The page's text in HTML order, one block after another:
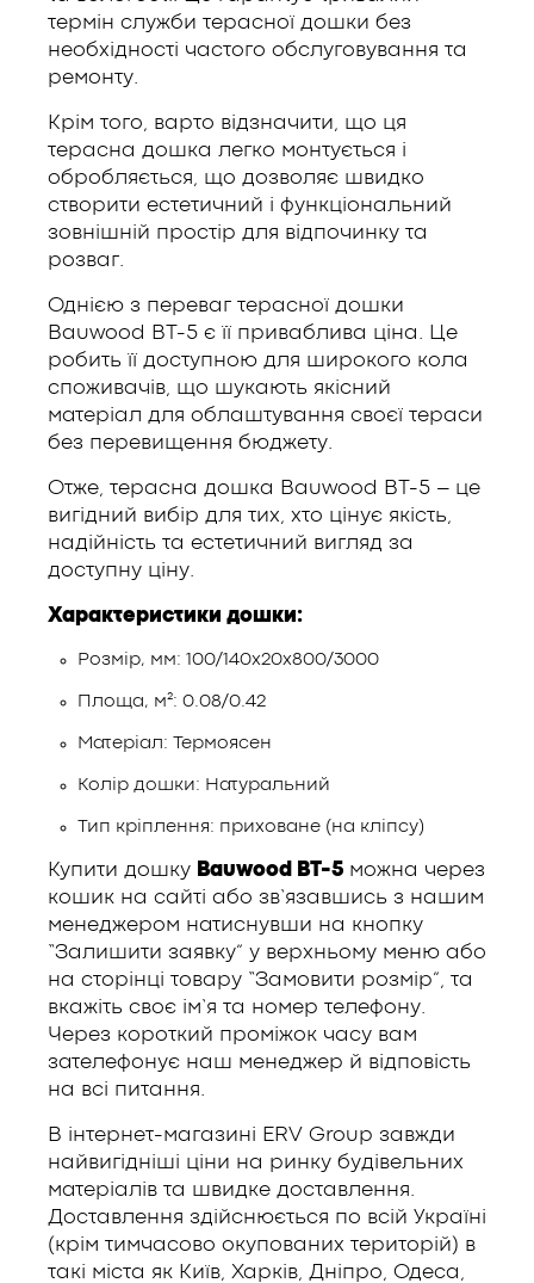
термін служби терасної дошки без
необхідності частого обслуговування та
ремонту.
Крім того, варто відзначити, що ця
терасна дошка легко монтується і
обробляється, що дозволяє швидко
створити естетичний і функціональний
зовнішній простір для відпочинку та
розваг.
Однією з переваг терасної дошки
Bauwood BT-5 є її приваблива ціна. Це
робить її доступною для широкого кола
споживачів, що шукають якісний
матеріал для облаштування своєї тераси
без перевищення бюджету.
Отже, терасна дошка Bauwood BT-5 – це
вигідний вибір для тих, хто цінує якість,
надійність та естетичний вигляд за
доступну ціну.
Характеристики дошки:
Розмір, мм: 100/140х20х800/3000
Площа, м²: 0.08/0.42
Матеріал: Термоясен
Колір дошки: Натуральний
Тип кріплення: приховане (на кліпсу)
Купити дошку Bauwood BT-5 можна через
кошик на сайті або зв’язавшись з нашим
менеджером натиснувши на кнопку
“Залишити заявку” у верхньому меню або
на сторінці товару “Замовити розмір”, та
вкажіть своє ім’я та номер телефону.
Через короткий проміжок часу вам
зателефонує наш менеджер й відповість
на всі питання.
В інтернет-магазині ERV Group завжди
найвигідніші ціни на ринку будівельних
матеріалів та швидке доставлення.
Доставлення здійснюється по всій Україні
(крім тимчасово окупованих територій) в
такі міста як Київ, Харків, Дніпро, Одеса,